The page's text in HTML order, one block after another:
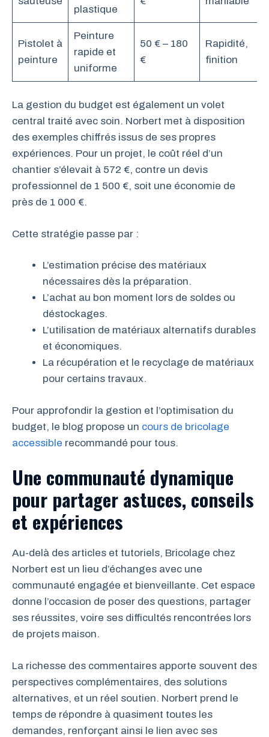
plastique
Pistolet à
peinture
Peinture
rapide et
uniforme
50 € – 180
€
Rapidité,
finition
La gestion du budget est également un volet
central traité avec soin. Norbert met à disposition
des exemples chiffrés issus de ses propres
expériences. Pour un projet, le coût réel d’un
chantier s’élevait à 572 €, contre un devis
professionnel de 1 500 €, soit une économie de
près de 1 000 €.
Cette stratégie passe par :
L’estimation précise des matériaux
nécessaires dès la préparation.
L’achat au bon moment lors de soldes ou
déstockages.
L’utilisation de matériaux alternatifs durables
et économiques.
La récupération et le recyclage de matériaux
pour certains travaux.
Pour approfondir la gestion et l’optimisation du
budget, le blog propose un cours de bricolage
accessible recommandé pour tous.
Une communauté dynamique
pour partager astuces, conseils
et expériences
Au-delà des articles et tutoriels, Bricolage chez
Norbert est un lieu d’échanges avec une
communauté engagée et bienveillante. Cet espace
donne l’occasion de poser des questions, partager
ses réussites, voire ses difficultés rencontrées lors
de projets maison.
La richesse des commentaires apporte souvent des
perspectives complémentaires, des solutions
alternatives, et un réel soutien. Norbert prend le
temps de répondre à quasiment toutes les
demandes, renforçant ainsi le lien avec ses